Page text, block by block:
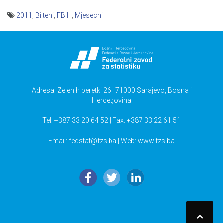
2011 Bilteni FBiH Mjesecni
Adresa: Zelenih beretki 26 | 71000 Sarajevo, Bosna i
Hercegovina
Tel: +387 33 20 64 52 | Fax: +387 33 22 61 51
Email: fedstat@fzs.ba | Web: www.fzs.ba